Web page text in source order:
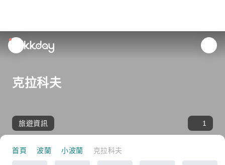
unread
notifications
克拉科夫
旅遊資訊 1
首頁 波蘭 小波蘭 克拉科夫